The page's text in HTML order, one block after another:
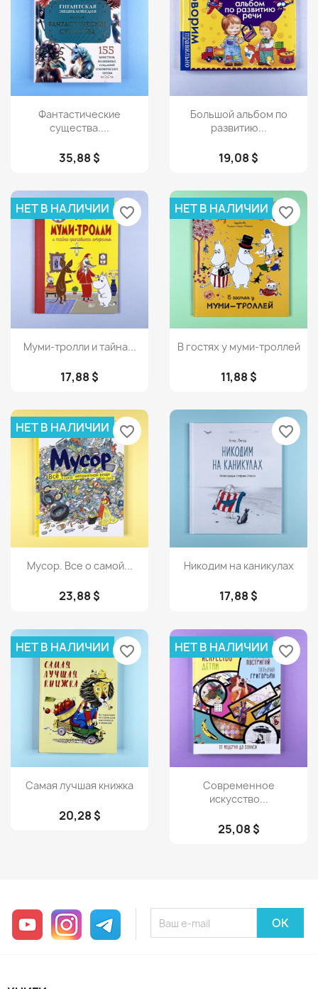
Просмотр
Фантастические
существа....
35,88 $
Просмотр
Большой альбом по
развитию...
19,08 $
Просмотр
Муми-тролли и тайна...
17,88 $
НЕТ В НАЛИЧИИ favorite_border
Просмотр
В гостях у муми-троллей
11,88 $
НЕТ В НАЛИЧИИ favorite_border
Просмотр
Мусор. Все о самой...
23,88 $
НЕТ В НАЛИЧИИ favorite_border
Просмотр
Никодим на каникулах
17,88 $
favorite_border
 Просмотр
Самая лучшая книжка
20,28 $
НЕТ В НАЛИЧИИ favorite_border
Просмотр
Современное
искусство...
25,08 $
НЕТ В НАЛИЧИИ favorite_border
YouTube InstagramTelegram